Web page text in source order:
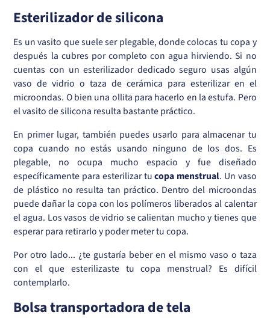
Esterilizador de silicona
Es un vasito que suele ser plegable, donde colocas tu copa y
después la cubres por completo con agua hirviendo. Si no
cuentas con un esterilizador dedicado seguro usas algún
vaso de vidrio o taza de cerámica para esterilizar en el
microondas. O bien una ollita para hacerlo en la estufa. Pero
el vasito de silicona resulta bastante práctico.
En primer lugar, también puedes usarlo para almacenar tu
copa cuando no estás usando ninguno de los dos. Es
plegable, no ocupa mucho espacio y fue diseñado
específicamente para esterilizar tucopa menstrual. Un vaso
de plástico no resulta tan práctico. Dentro del microondas
puede dañar la copa con los polímeros liberados al calentar
el agua. Los vasos de vidrio se calientan mucho y tienes que
esperar para retirarlo y poder meter tu copa.
Por otro lado... ¿te gustaría beber en el mismo vaso o taza
con el que esterilizaste tu copa menstrual? Es difícil
contemplarlo.
Bolsa transportadora de tela